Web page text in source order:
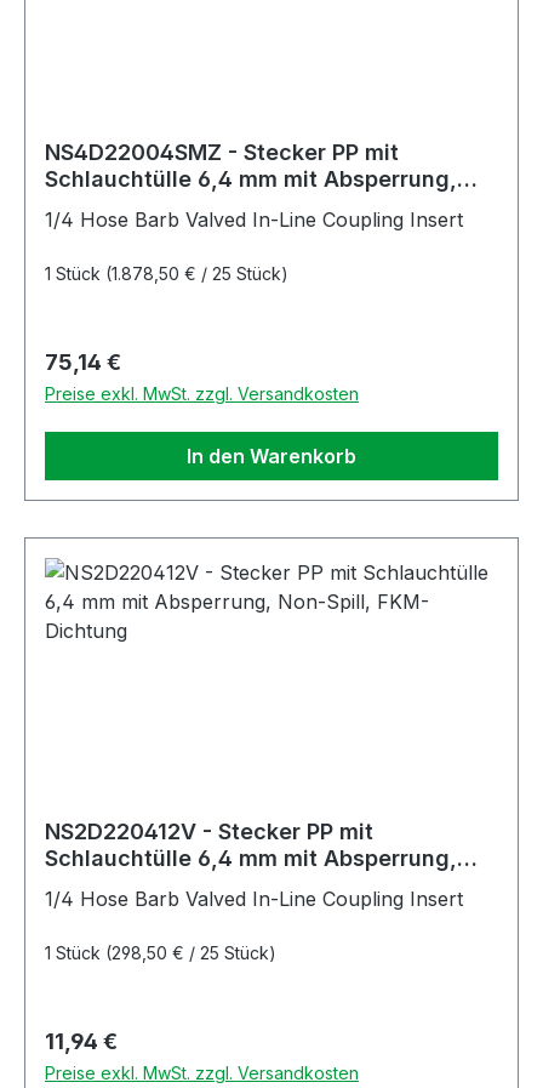
NS4D22004SMZ - Stecker PP mit
Schlauchtülle 6,4 mm mit Absperrung,
1/4 Hose Barb Valved In-Line Coupling Insert
1 Stück (1.878,50 € / 25 Stück)
Regulärer Preis:
75,14 €
Preise exkl. MwSt. zzgl. Versandkosten
In den Warenkorb
NS2D220412V - Stecker PP mit
Schlauchtülle 6,4 mm mit Absperrung,
1/4 Hose Barb Valved In-Line Coupling Insert
1 Stück (298,50 € / 25 Stück)
Regulärer Preis:
11,94 €
Preise exkl. MwSt. zzgl. Versandkosten